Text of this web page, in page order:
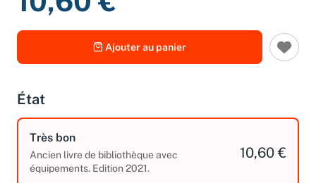
Ajouter au panier
État
Très bon
Ancien livre de bibliothèque avec
équipements. Edition 2021.
10,60 €